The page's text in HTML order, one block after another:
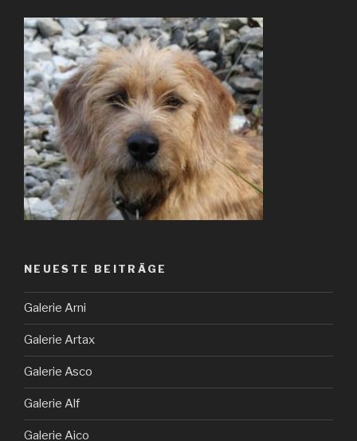
NEUESTE BEITRÄGE
Galerie Arni
Galerie Artax
Galerie Asco
Galerie Alf
Galerie Aico